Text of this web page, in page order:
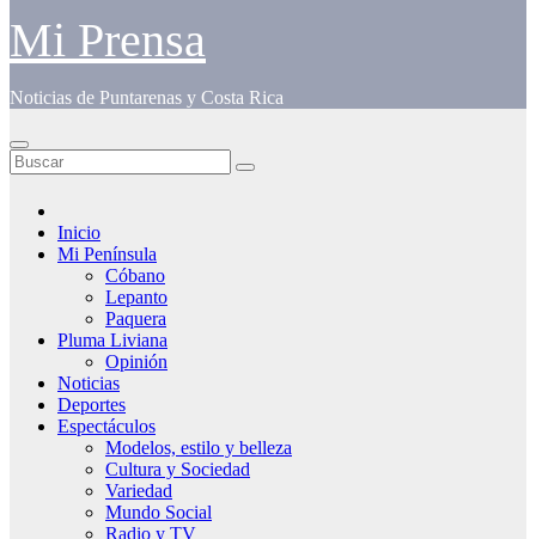
Mi Prensa
Noticias de Puntarenas y Costa Rica
Inicio
Mi Península
Cóbano
Lepanto
Paquera
Pluma Liviana
Opinión
Noticias
Deportes
Espectáculos
Modelos, estilo y belleza
Cultura y Sociedad
Variedad
Mundo Social
Radio y TV